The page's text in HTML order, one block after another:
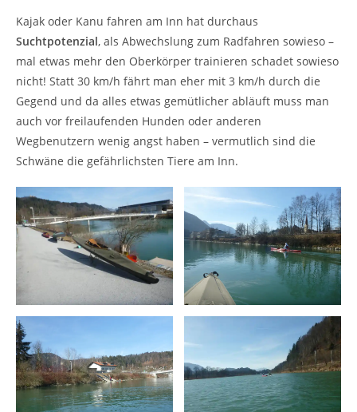
Kajak oder Kanu fahren am Inn hat durchaus
Suchtpotenzial, als Abwechslung zum Radfahren sowieso –
mal etwas mehr den Oberkörper trainieren schadet sowieso
nicht! Statt 30 km/h fährt man eher mit 3 km/h durch die
Gegend und da alles etwas gemütlicher abläuft muss man
auch vor freilaufenden Hunden oder anderen
Wegbenutzern wenig angst haben – vermutlich sind die
Schwäne die gefährlichsten Tiere am Inn.